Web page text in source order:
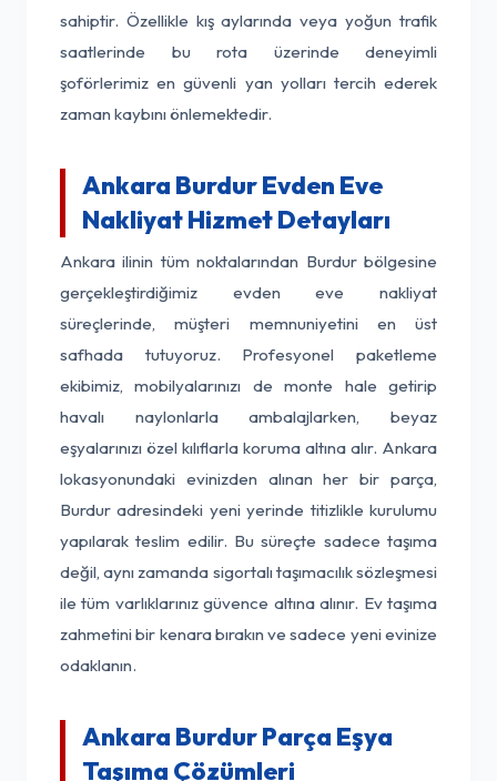
sahiptir. Özellikle kış aylarında veya yoğun trafik
saatlerinde bu rota üzerinde deneyimli
şoförlerimiz en güvenli yan yolları tercih ederek
zaman kaybını önlemektedir.
Ankara Burdur Evden Eve
Nakliyat Hizmet Detayları
Ankara ilinin tüm noktalarından Burdur bölgesine
gerçekleştirdiğimiz evden eve nakliyat
süreçlerinde, müşteri memnuniyetini en üst
safhada tutuyoruz. Profesyonel paketleme
ekibimiz, mobilyalarınızı de monte hale getirip
havalı naylonlarla ambalajlarken, beyaz
eşyalarınızı özel kılıflarla koruma altına alır. Ankara
lokasyonundaki evinizden alınan her bir parça,
Burdur adresindeki yeni yerinde titizlikle kurulumu
yapılarak teslim edilir. Bu süreçte sadece taşıma
değil, aynı zamanda sigortalı taşımacılık sözleşmesi
ile tüm varlıklarınız güvence altına alınır. Ev taşıma
zahmetini bir kenara bırakın ve sadece yeni evinize
odaklanın.
Ankara Burdur Parça Eşya
Taşıma Çözümleri